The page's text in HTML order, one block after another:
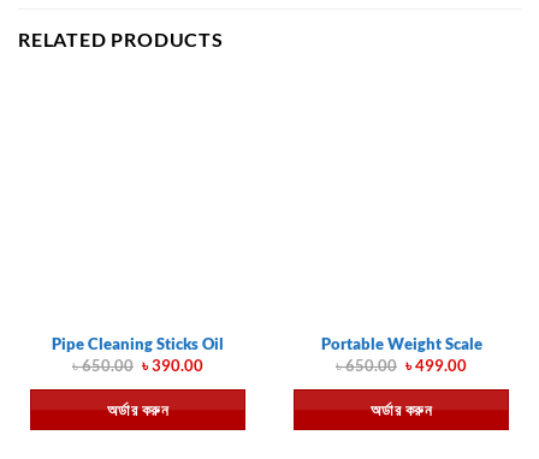
RELATED PRODUCTS
Pipe Cleaning Sticks Oil
৳650.00 Original
was:
৳ 650.00.
৳390.00Current
is:
৳ 390.00.
অর্ডার করুন
Portable Weight Scale
৳650.00 Original
was:
৳ 650.00.
৳499.00Current
is:
৳ 499.00.
অর্ডার করুন